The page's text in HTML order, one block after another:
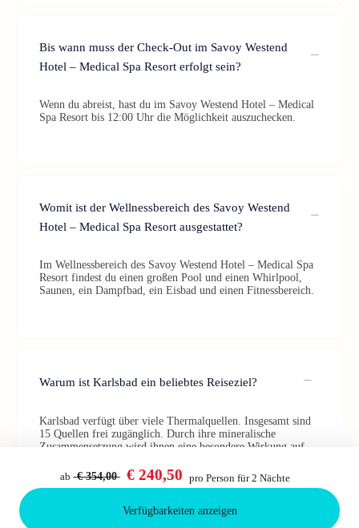
Bis wann muss der Check-Out im Savoy Westend
Hotel – Medical Spa Resort erfolgt sein?
Wenn du abreist, hast du im Savoy Westend Hotel – Medical
Spa Resort bis 12:00 Uhr die Möglichkeit auszuchecken.
Womit ist der Wellnessbereich des Savoy Westend
Hotel – Medical Spa Resort ausgestattet?
Im Wellnessbereich des Savoy Westend Hotel – Medical Spa
Resort findest du einen großen Pool und einen Whirlpool,
Saunen, ein Dampfbad, ein Eisbad und einen Fitnessbereich.
Warum ist Karlsbad ein beliebtes Reiseziel?
Karlsbad verfügt über viele Thermalquellen. Insgesamt sind
15 Quellen frei zugänglich. Durch ihre mineralische
Zusammensetzung wird ihnen eine besondere Wirkung auf
Unterkunft findest du vier verschiedene Thermalquellen.
ab € 354,00 € 240,50 pro Person für 2 Nächte
Verfügbarkeiten anzeigen